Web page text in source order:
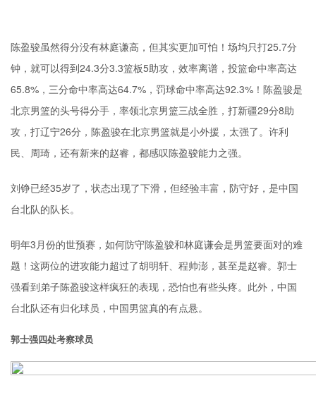
陈盈骏虽然得分没有林庭谦高，但其实更加可怕！场均只打25.7分
钟，就可以得到24.3分3.3篮板5助攻，效率离谱，投篮命中率高达
65.8%，三分命中率高达64.7%，罚球命中率高达92.3%！陈盈骏是
北京男篮的头号得分手，率领北京男篮三战全胜，打新疆29分8助
攻，打辽宁26分，陈盈骏在北京男篮就是小外援，太强了。许利
民、周琦，还有新来的赵睿，都感叹陈盈骏能力之强。
刘铮已经35岁了，状态出现了下滑，但经验丰富，防守好，是中国
台北队的队长。
明年3月份的世预赛，如何防守陈盈骏和林庭谦会是男篮要面对的难
题！这两位的进攻能力超过了胡明轩、程帅澎，甚至是赵睿。郭士
强看到弟子陈盈骏这样疯狂的表现，恐怕也有些头疼。此外，中国
台北队还有归化球员，中国男篮真的有点悬。
郭士强四处考察球员